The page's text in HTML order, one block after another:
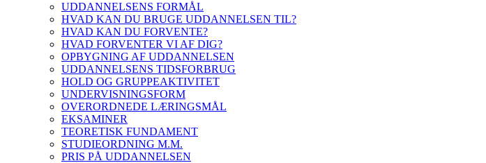
UDDANNELSENS FORMÅL
HVAD KAN DU BRUGE UDDANNELSEN TIL?
HVAD KAN DU FORVENTE?
HVAD FORVENTER VI AF DIG?
OPBYGNING AF UDDANNELSEN
UDDANNELSENS TIDSFORBRUG
HOLD OG GRUPPEAKTIVITET
UNDERVISNINGSFORM
OVERORDNEDE LÆRINGSMÅL
EKSAMINER
TEORETISK FUNDAMENT
STUDIEORDNING M.M.
PRIS PÅ UDDANNELSEN